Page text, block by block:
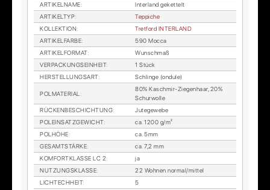
AR­TI­KEL­NA­ME:
In­ter­land ge­ket­telt
AR­TI­KEL­TYP:
Tep­pi­che
KOL­LEK­TI­ON:
Tret­ford IN­TER­LAND
AR­TI­KEL­FAR­BE:
590 Moc­ca
AR­TI­KEL­FOR­MAT:
Wunsch­maß
VER­PA­CKUNGS­EIN­HEIT:
1 Stück
HER­STEL­LUNGS­ART: Schlin­ge (on­du­le)
POL­MA­TE­RI­AL :
80% Kasch­mir-Zie­gen­haar, 20%
Schur­wol­le
RÜ­CKEN­BE­SCHICH­TUNG:
Ju­te­ge­we­be
POL­EIN­SATZ­GE­WICHT:
ca. 1200 g/m²
POL­HÖ­HE:
ca. 5mm
GE­SAMT­STÄR­KE:
ca. 7,2 mm
KOM­FORT­KLAS­SE LC 2:
ja
NUT­ZUNGS­KLAS­SE:
22 Woh­nen nor­mal/mit­tel
LICH­TECH­HEIT:
5